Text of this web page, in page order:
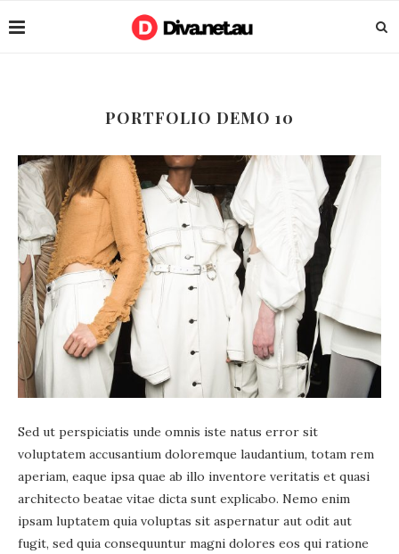
PORTFOLIO DEMO 10
Sed ut perspiciatis unde omnis iste natus error sit
voluptatem accusantium doloremque laudantium, totam rem
aperiam, eaque ipsa quae ab illo inventore veritatis et quasi
architecto beatae vitae dicta sunt explicabo. Nemo enim
ipsam luptatem quia voluptas sit aspernatur aut odit aut
fugit, sed quia consequuntur magni dolores eos qui ratione